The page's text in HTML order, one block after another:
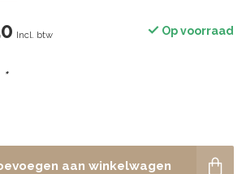
Incl. btw Op voorraad
*
aan winkelwagen